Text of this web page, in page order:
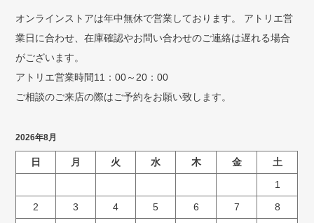
オンラインストアは年中無休で営業しております。 アトリエ営
業日に合わせ、在庫確認やお問い合わせのご連絡は遅れる場合
がございます。
アトリエ営業時間11：00～20：00
ご相談のご来店の際はご予約をお願い致します。
2026年8月
日 月 火 水 木 金
土
1
2
3 4 5 6 7
8